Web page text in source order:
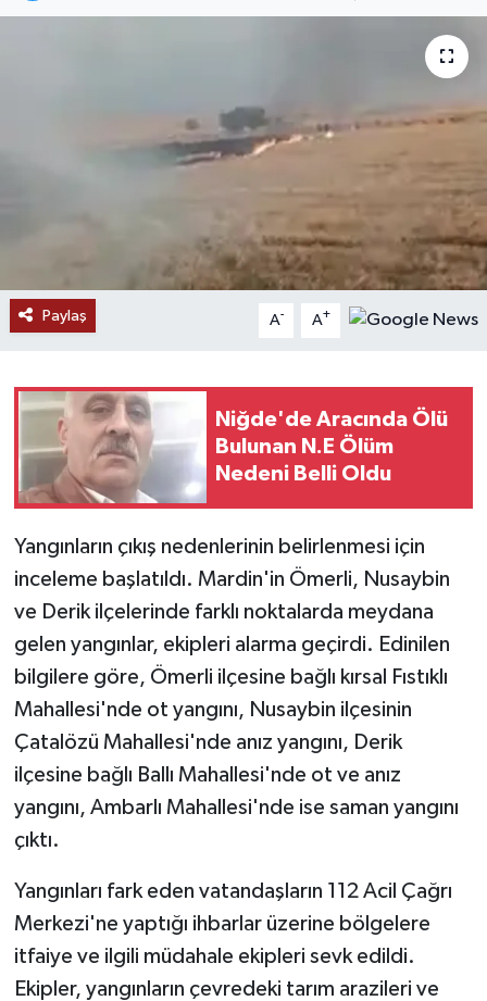
Paylaş A- A+
Niğde'de Aracında Ölü
Bulunan N.E Ölüm
Nedeni Belli Oldu
Yangınların çıkış nedenlerinin belirlenmesi için
inceleme başlatıldı. Mardin'in Ömerli, Nusaybin
ve Derik ilçelerinde farklı noktalarda meydana
gelen yangınlar, ekipleri alarma geçirdi. Edinilen
bilgilere göre, Ömerli ilçesine bağlı kırsal Fıstıklı
Mahallesi'nde ot yangını, Nusaybin ilçesinin
Çatalözü Mahallesi'nde anız yangını, Derik
ilçesine bağlı Ballı Mahallesi'nde ot ve anız
yangını, Ambarlı Mahallesi'nde ise saman yangını
çıktı.
Yangınları fark eden vatandaşların 112 Acil Çağrı
Merkezi'ne yaptığı ihbarlar üzerine bölgelere
itfaiye ve ilgili müdahale ekipleri sevk edildi.
Ekipler, yangınların çevredeki tarım arazileri ve